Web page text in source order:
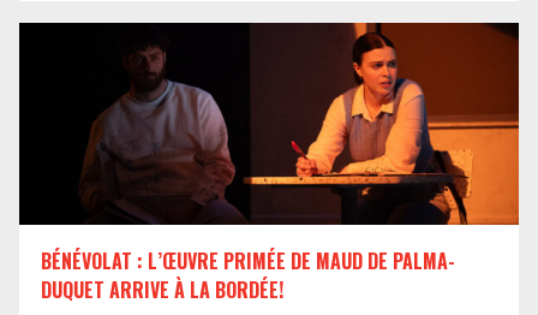
BÉNÉVOLAT : L’ŒUVRE PRIMÉE DE MAUD DE PALMA-
DUQUET ARRIVE À LA BORDÉE!